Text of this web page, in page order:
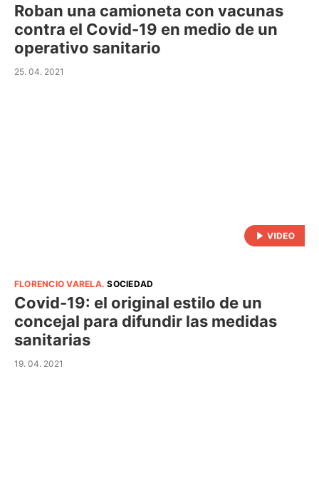
Roban una camioneta con vacunas
contra el Covid-19 en medio de un
operativo sanitario
25. 04. 2021
FLORENCIO VARELA.SOCIEDAD
Covid-19: el original estilo de un
concejal para difundir las medidas
sanitarias
19. 04. 2021